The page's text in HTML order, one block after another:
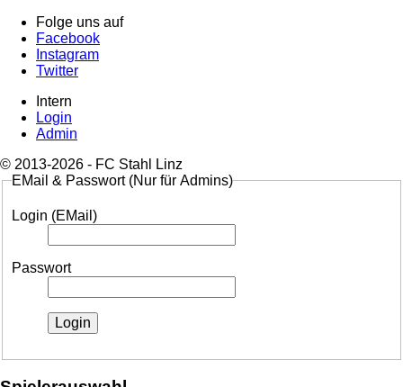
Folge uns auf
Facebook
Instagram
Twitter
Intern
Login
Admin
© 2013-2026 - FC Stahl Linz
EMail & Passwort (Nur für Admins)
Login (EMail)
Passwort